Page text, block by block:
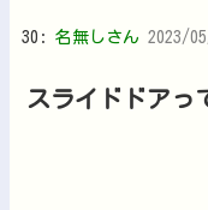
30: 名無しさん 2023/
スライドドアっ